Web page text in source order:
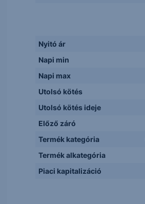
Nyitó ár
Napi min
Napi max
Utolsó kötés
Utolsó kötés ideje
Előző záró
Termék kategória
Termék alkategória
Piaci kapitalizáció